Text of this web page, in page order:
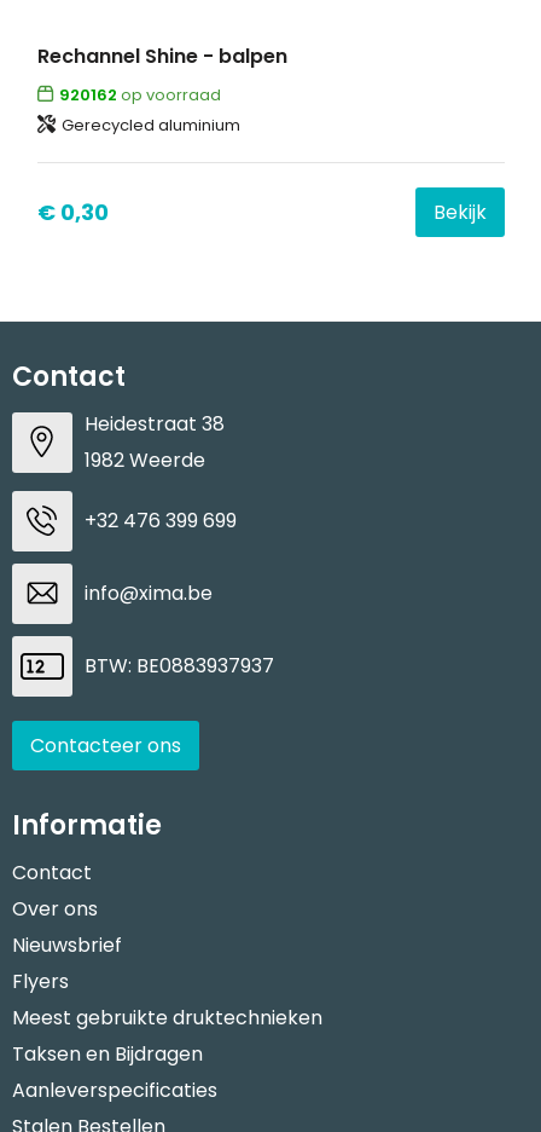
Rechannel Shine - balpen
920162 op voorraad
Gerecycled aluminium
€ 0,30 Bekijk
Contact
Heidestraat 38
1982 Weerde
+32 476 399 699
info@xima.be
BTW: BE0883937937
Contacteer ons
Informatie
Contact
Over ons
Nieuwsbrief
Flyers
Meest gebruikte druktechnieken
Taksen en Bijdragen
Aanleverspecificaties
Stalen Bestellen